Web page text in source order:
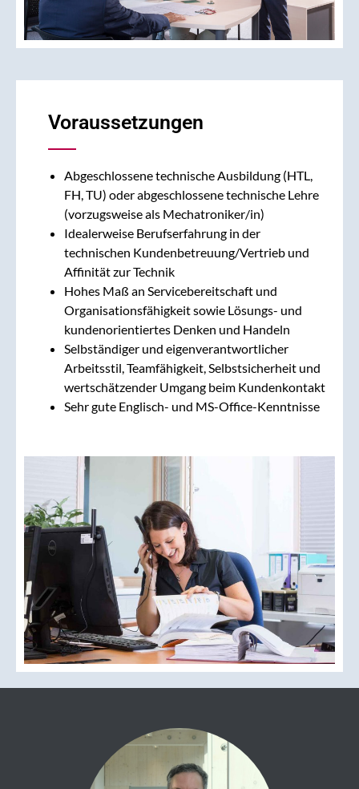
Voraussetzungen
Abgeschlossene technische Ausbildung (HTL,
FH, TU) oder abgeschlossene technische Lehre
(vorzugsweise als Mechatroniker/in)
Idealerweise Berufserfahrung in der
technischen Kundenbetreuung/Vertrieb und
Affinität zur Technik
Hohes Maß an Servicebereitschaft und
Organisationsfähigkeit sowie Lösungs- und
kundenorientiertes Denken und Handeln
Selbständiger und eigenverantwortlicher
Arbeitsstil, Teamfähigkeit, Selbstsicherheit und
wertschätzender Umgang beim Kundenkontakt
Sehr gute Englisch- und MS-Office-Kenntnisse